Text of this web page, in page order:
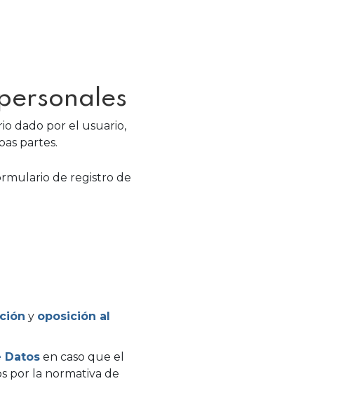
dado por el usuario,
partes.
de registro de
y oposición al
Datos en caso que el
por la normativa de